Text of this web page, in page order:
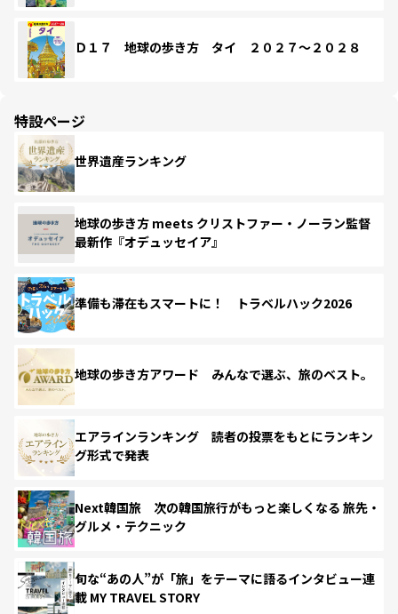
Ｄ１７ 地球の歩き方 タイ ２０２７～２０２８
特設ページ
世界遺産ランキング
地球の歩き方 meets クリストファー・ノーラン監督
最新作『オデュッセイア』
準備も滞在もスマートに！ トラベルハック2026
地球の歩き方アワード みんなで選ぶ、旅のベスト。
エアラインランキング 読者の投票をもとにランキン
グ形式で発表
Next韓国旅 次の韓国旅行がもっと楽しくなる 旅先・
グルメ・テクニック
旬な“あの人”が「旅」をテーマに語るインタビュー連
載 MY TRAVEL STORY